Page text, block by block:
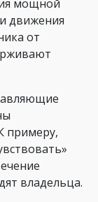
мощной
движения
от
примеру,
владельца.